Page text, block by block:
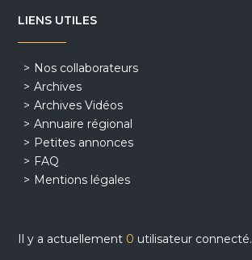
LIENS UTILES
Nos collaborateurs
Archives
Archives Vidéos
Annuaire régional
Petites annonces
FAQ
Mentions légales
Il y a actuellement 0 utilisateur connecté.